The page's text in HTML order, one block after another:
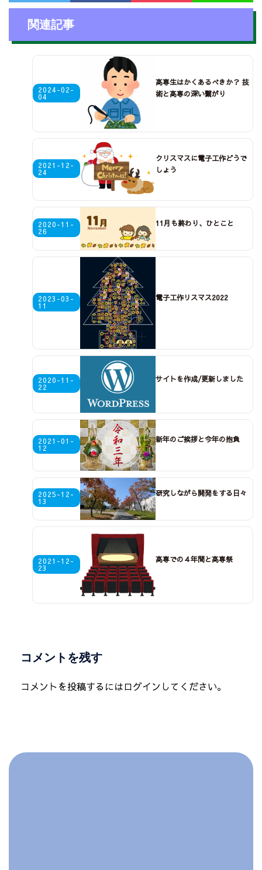
関連記事
2024-02-
04
高専生はかくあるべきか？ 技
術と高専の深い繋がり
2021-12-
24
クリスマスに電子工作どうで
しょう
2020-11-
26
11月も終わり、ひとこと
2023-03-
11
電子工作リスマス2022
2020-11-
22
サイトを作成/更新しました
2021-01-
12
新年のご挨拶と今年の抱負
2025-12-
13
研究しながら開発をする日々
2021-12-
23
高専での４年間と高専祭
コメントを残す
コメントを投稿するにはログイン してください。